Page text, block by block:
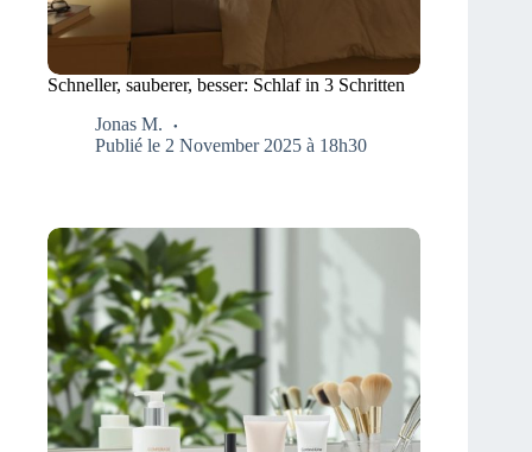
Schneller, sauberer, besser: Schlaf in 3 Schritten
Jonas M.
Publié le 2 November 2025 à 18h30